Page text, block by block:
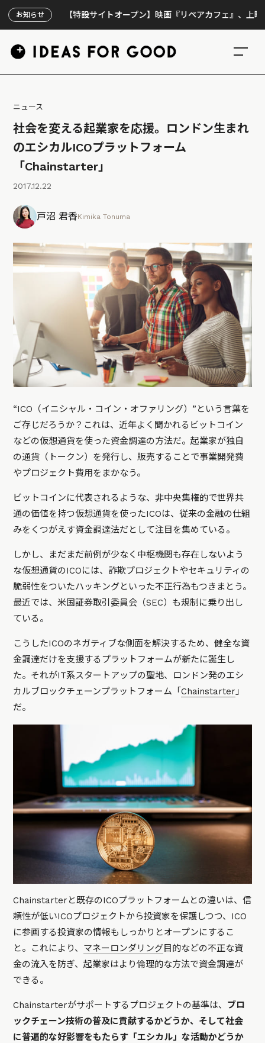
お知らせ【特設サイトオープン】映画『リペアカフェ』、上映300回の
ニュース
社会を変える起業家を応援。ロンドン生まれ
のエシカルICOプラットフォーム
「Chainstarter」
2017.12.22
戸沼 君香Kimika Tonuma
“ICO（イニシャル・コイン・オファリング）”という言葉を
ご存じだろうか？これは、近年よく聞かれるビットコイン
などの仮想通貨を使った資金調達の方法だ。起業家が独自
の通貨（トークン）を発行し、販売することで事業開発費
やプロジェクト費用をまかなう。
ビットコインに代表されるような、非中央集権的で世界共
通の価値を持つ仮想通貨を使ったICOは、従来の金融の仕組
みをくつがえす資金調達法だとして注目を集めている。
しかし、まだまだ前例が少なく中枢機関も存在しないよう
な仮想通貨のICOには、詐欺プロジェクトやセキュリティの
脆弱性をついたハッキングといった不正行為もつきまとう。
最近では、米国証券取引委員会（SEC）も規制に乗り出し
ている。
こうしたICOのネガティブな側面を解決するため、健全な資
金調達だけを支援するプラットフォームが新たに誕生し
た。それがIT系スタートアップの聖地、ロンドン発のエシ
カルブロックチェーンプラットフォーム「Chainstarter 」
だ。
Chainstarterと既存のICOプラットフォームとの違いは、信
頼性が低いICOプロジェクトから投資家を保護しつつ、ICO
に参画する投資家の情報もしっかりとオープンにするこ
と。これにより、 マネーロンダリング目的などの不正な資
金の流入を防ぎ、起業家はより倫理的な方法で資金調達が
できる。
Chainstarterがサポートするプロジェクトの基準は、 ブロ
ックチェーン技術の普及に貢献するかどうか、そして社会
に普遍的な好影響をもたらす「エシカル」な活動かどうか